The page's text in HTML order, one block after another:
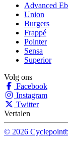
Advanced
Union
Burgers
Frappé
Pointer
Sensa
Superior
Volg ons
Facebook
Instagram
Twitter
Vertalen
© 2026